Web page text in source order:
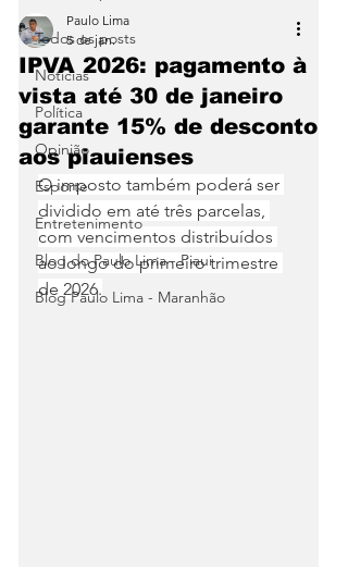
Todos os posts
Notícias
Política
Opinião
Esporte
Entretenimento
Blog do Paulo Lima - Piaui
Blog Paulo Lima - Maranhão
IPVA 2026: pagamento à
vista até 30 de janeiro
garante 15% de desconto
aos piauienses
Paulo Lima
5 de jan.
O imposto também poderá ser
dividido em até três parcelas,
com vencimentos distribuídos
ao longo do primeiro trimestre
de 2026.